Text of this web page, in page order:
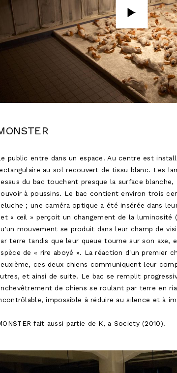
public entre dans un espace. Au centre est
au sol recouvert de tissu blanc. Les
du bac touchent presque la surface
à poussins. Le bac contient environ trois
; une caméra optique a été insérée dans
« œil » perçoit un changement de la luminosité
mouvement se produit dans leur champ de
terre tandis que leur queue tourne sur son axe,
de « rire aboyé ». La réaction d'un premier
ces deux chiens communiquent leur
et ainsi de suite. Le bac se remplit
de chiens se roulant par terre en
impossible à réduire au silence et à
fait aussi partie de K, a Society (2010).